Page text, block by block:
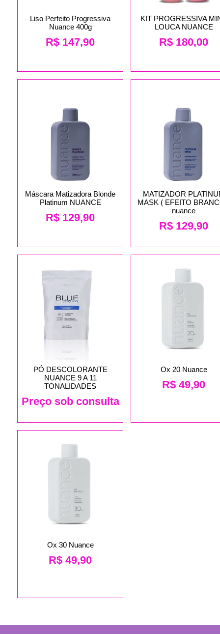
Liso Perfeito Progressiva
Nuance 400g
R$ 147,90
KIT PROGRESSIVA
LOUCA NUANCE
R$ 180,00
Máscara Matizadora Blonde
Platinum NUANCE
R$ 129,90
MATIZADOR
MASK ( EFEITO
nuance
R$ 129,90
PÓ DESCOLORANTE
NUANCE 9 A 11
TONALIDADES
Preço sob consulta
Ox 20 Nuance
R$ 49,90
Ox 30 Nuance
R$ 49,90